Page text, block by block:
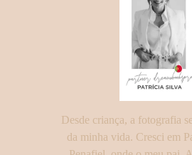
Desde criança, a fotografia
da minha vida. Cresci em